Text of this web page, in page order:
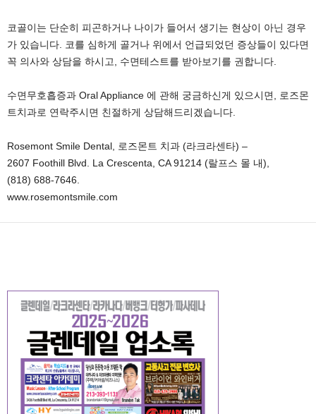
코골이는 단순히 피곤하거나 나이가 들어서 생기는 현상이 아닌 경우
가 있습니다. 코를 심하게 골거나 위에서 언급되었던 증상들이 있다면
꼭 의사와 상담을 하시고, 수면테스트를 받아보기를 권합니다.
수면무호흡증과 Oral Appliance 에 관해 궁금하신게 있으시면, 로즈몬
트치과로 연락주시면 친절하게 상담해드리겠습니다.
Rosemont Smile Dental, 로즈몬트 치과 (라크라센타) –
2607 Foothill Blvd. La Crescenta, CA 91214 (랄프스 몰 내),
(818) 688-7646.
www.rosemontsmile.com